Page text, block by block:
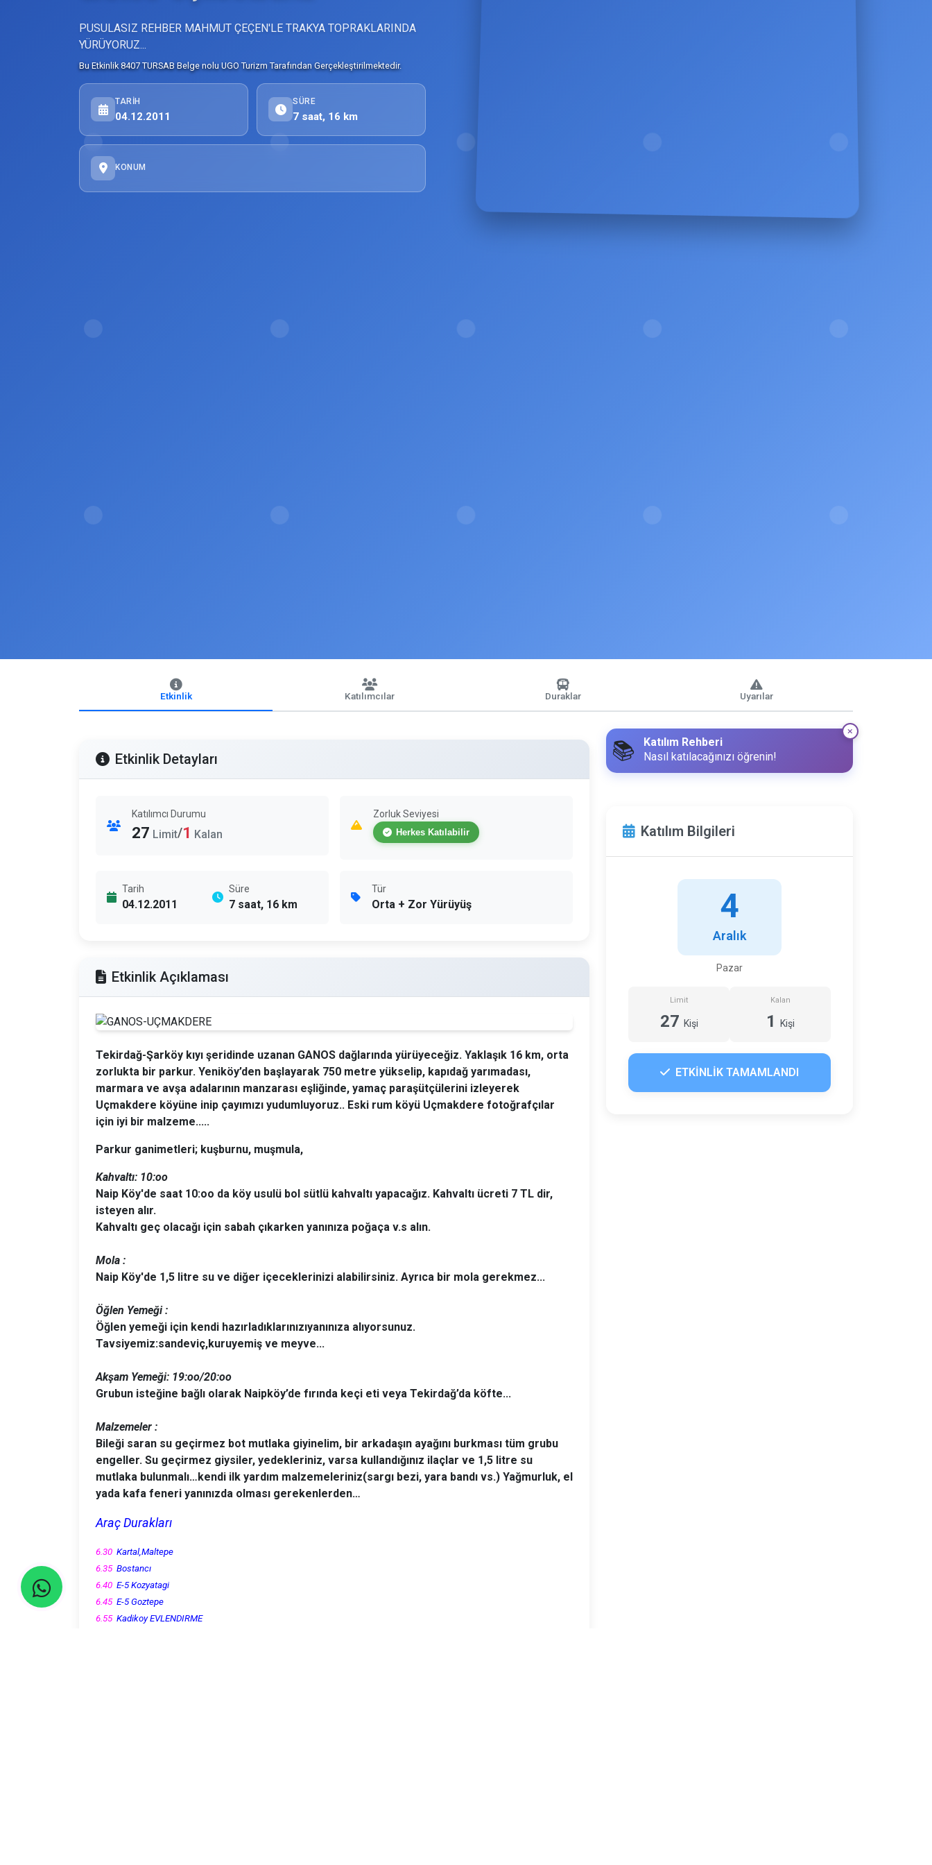
PUSULASIZ REHBER MAHMUT ÇEÇEN'LE TRAKYA TOPRAKLARINDA
YÜRÜYORUZ...
Bu Etkinlik 8407 TURSAB Belge nolu UGO Turizm Tarafından Gerçekleştirilmektedir.
TARIH
04.12.2011
SÜRE
7 saat, 16 km
KONUM
Etkinlik Katılımcılar Duraklar Uyarılar
Etkinlik Detayları
Katılımcı Durumu
27 Limit/1 Kalan
Zorluk Seviyesi
Herkes Katılabilir
Tarih
04.12.2011
Süre
7 saat, 16 km
Tür
Orta + Zor Yürüyüş
Etkinlik Açıklaması
Tekirdağ-Şarköy kıyı şeridinde uzanan GANOS dağlarında yürüyeceğiz. Yaklaşık 16 km, orta
zorlukta bir parkur. Yeniköy’den başlayarak 750 metre yükselip, kapıdağ yarımadası,
marmara ve avşa adalarının manzarası eşliğinde, yamaç paraşütçülerini izleyerek
Uçmakdere köyüne inip çayımızı yudumluyoruz.. Eski rum köyü Uçmakdere fotoğrafçılar
için iyi bir malzeme.....
Parkur ganimetleri; kuşburnu, muşmula,
Kahvaltı: 10:oo
Naip Köy'de saat 10:oo da köy usulü bol sütlü kahvaltı yapacağız. Kahvaltı ücreti 7 TL dir,
isteyen alır.
Kahvaltı geç olacağı için sabah çıkarken yanınıza poğaça v.s alın.
Mola :
Naip Köy'de 1,5 litre su ve diğer içeceklerinizi alabilirsiniz. Ayrıca bir mola gerekmez...
Öğlen Yemeği :
Öğlen yemeği için kendi hazırladıklarınızıyanınıza alıyorsunuz.
Tavsiyemiz:sandeviç,kuruyemiş ve meyve...
Akşam Yemeği: 19:oo/20:oo
Grubun isteğine bağlı olarak Naipköy’de fırında keçi eti veya Tekirdağ’da köfte...
Malzemeler :
Bileği saran su geçirmez bot mutlaka giyinelim, bir arkadaşın ayağını burkması tüm grubu
engeller. Su geçirmez giysiler, yedekleriniz, varsa kullandığınız ilaçlar ve 1,5 litre su
mutlaka bulunmalı…kendi ilk yardım malzemeleriniz(sargı bezi, yara bandı vs.) Yağmurluk, el
yada kafa feneri yanınızda olması gerekenlerden…
Araç Durakları
6.30 Kartal,Maltepe
6.35Bostancı
6.40 E-5 Kozyatagi
6.45E-5 Goztepe
6.55Kadikoy EVLENDIRME
📚
Katılım Rehberi
Nasıl katılacağınızı öğrenin!
Katılım Bilgileri
4
Aralık
Pazar
Limit
27 Kişi
Kalan
1 Kişi
ETKİNLİK TAMAMLANDI